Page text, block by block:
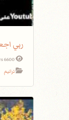
ربي
6600 views
ترانيم